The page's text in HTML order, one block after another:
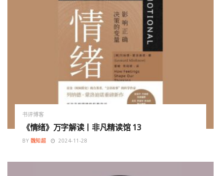
书评博客
《情绪》万字解读丨非凡精读馆 13
BY 魏知超 2024-11-28